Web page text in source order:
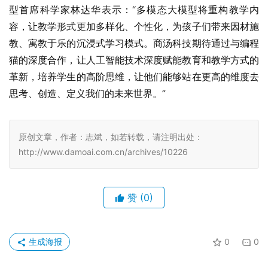
型首席科学家林达华表示：“多模态大模型将重构教学内
容，让教学形式更加多样化、个性化，为孩子们带来因材施
教、寓教于乐的沉浸式学习模式。商汤科技期待通过与编程
猫的深度合作，让人工智能技术深度赋能教育和教学方式的
革新，培养学生的高阶思维，让他们能够站在更高的维度去
思考、创造、定义我们的未来世界。”
原创文章，作者：志斌，如若转载，请注明出处：
http://www.damoai.com.cn/archives/10226
赞 (0)
0 0
生成海报